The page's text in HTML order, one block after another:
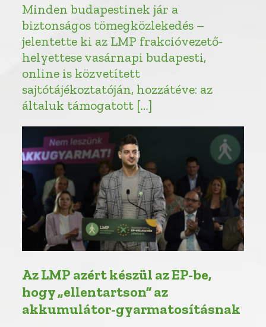
Minden budapestinek jár a
biztonságos tömegközlekedés –
jelentette ki az LMP frakcióvezető-
helyettese vasárnapi budapesti,
online is közvetített
sajtótájékoztatóján, hozzátéve: az
általuk támogatott […]
Az LMP azért készül az EP-be,
hogy „ellentartson” az
akkumulátor-gyarmatosításnak